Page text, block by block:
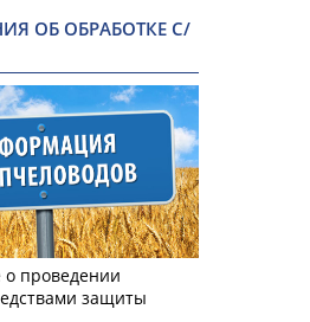
ОБ ОБРАБОТКЕ С/
проведении
защиты